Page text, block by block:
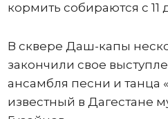
кормить собираются с 11
В сквере Даш-капы
закончили свое
ансамбля песни и танца
известный в Дагестане